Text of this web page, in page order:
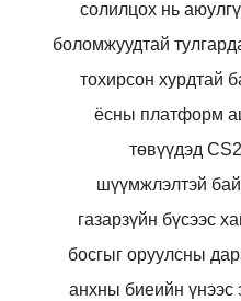
солилцох нь
боломжуудтай
тохирсон хурдтай
ёсны платформ
төвүүдэд
шүүмжлэлтэй
газарзүйн бүсээс
босгыг оруулсны
анхны биеийн үнээс